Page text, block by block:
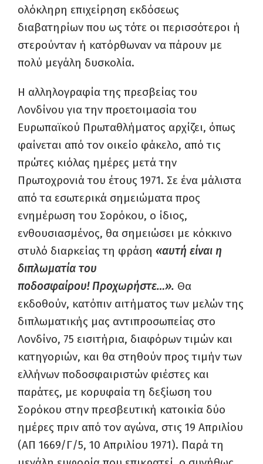
ολόκληρη επιχείρηση εκδόσεως
διαβατηρίων που ως τότε οι περισσότεροι ή
στερούνταν ή κατόρθωναν να πάρουν με
πολύ μεγάλη δυσκολία.
Η αλληλογραφία της πρεσβείας του
Λονδίνου για την προετοιμασία του
Ευρωπαϊκού Πρωταθλήματος αρχίζει, όπως
φαίνεται από τον οικείο φάκελο, από τις
πρώτες κιόλας ημέρες μετά την
Πρωτοχρονιά του έτους 1971. Σε ένα μάλιστα
από τα εσωτερικά σημειώματα προς
ενημέρωση του Σορόκου, ο ίδιος,
ενθουσιασμένος, θα σημειώσει με κόκκινο
στυλό διαρκείας τη φράση «αυτή είναι η
διπλωματία του
ποδοσφαίρου! Προχωρήστε…». Θα
εκδοθούν, κατόπιν αιτήματος των μελών της
διπλωματικής μας αντιπροσωπείας στο
Λονδίνο, 75 εισιτήρια, διαφόρων τιμών και
κατηγοριών, και θα στηθούν προς τιμήν των
ελλήνων ποδοσφαιριστών φιέστες και
παράτες, με κορυφαία τη δεξίωση του
Σορόκου στην πρεσβευτική κατοικία δύο
ημέρες πριν από τον αγώνα, στις 19 Απριλίου
(ΑΠ 1669/Γ/5, 10 Απριλίου 1971). Παρά τη